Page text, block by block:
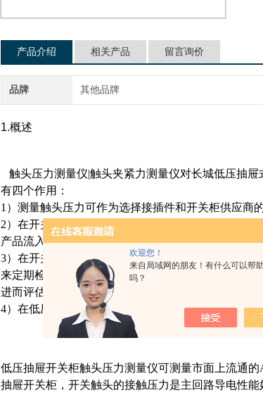
欢迎您！
来自局域网的朋友！有什么可以帮
吗？
产品介绍 相关产品 留言询价
品牌 其他品牌
1.概述
触头压力测量仪|触头夹紧力测量仪对长城低压抽
有四个作用：
1）测量触头压力可作为选择接插件和开关柜供应商
2）在开关柜生产厂家的接插件进货过程或运行单位
产品流入装配或使用现场；
3）在开关柜使用过程中，由于种种原因，主回路接
来定期检测运行中的接插件的触头接触压力是否还
进而评估接插件的优劣；
4）在低压抽屉式开关柜运行现场，当出现设备异常
低压抽屉开关柜触头压力测量仪可测量市面上流通
抽屉开关柜， 开关触头的接触压力是主回路导电性